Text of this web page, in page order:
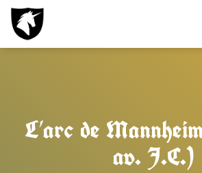
L’arc de
av. J.C.)